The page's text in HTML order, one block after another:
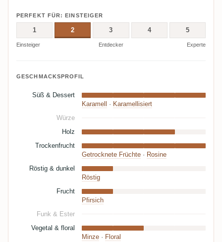
PERFEKT FÜR: EINSTEIGER
1 2 3 4 5
Einsteiger Entdecker Experte
GESCHMACKSPROFIL
Süß & Dessert
Karamell · Karamellisiert
Würze
Holz
Trockenfrucht
Getrocknete Früchte · Rosine
Röstig & dunkel
Röstig
Frucht
Pfirsich
Funk & Ester
Vegetal & floral
Minze · Floral